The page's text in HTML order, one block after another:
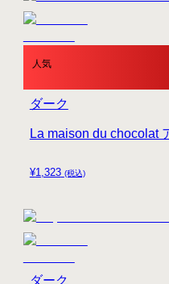
人気
¥1,323 (税込)
La maison du chocolat
ダーク
ダーク